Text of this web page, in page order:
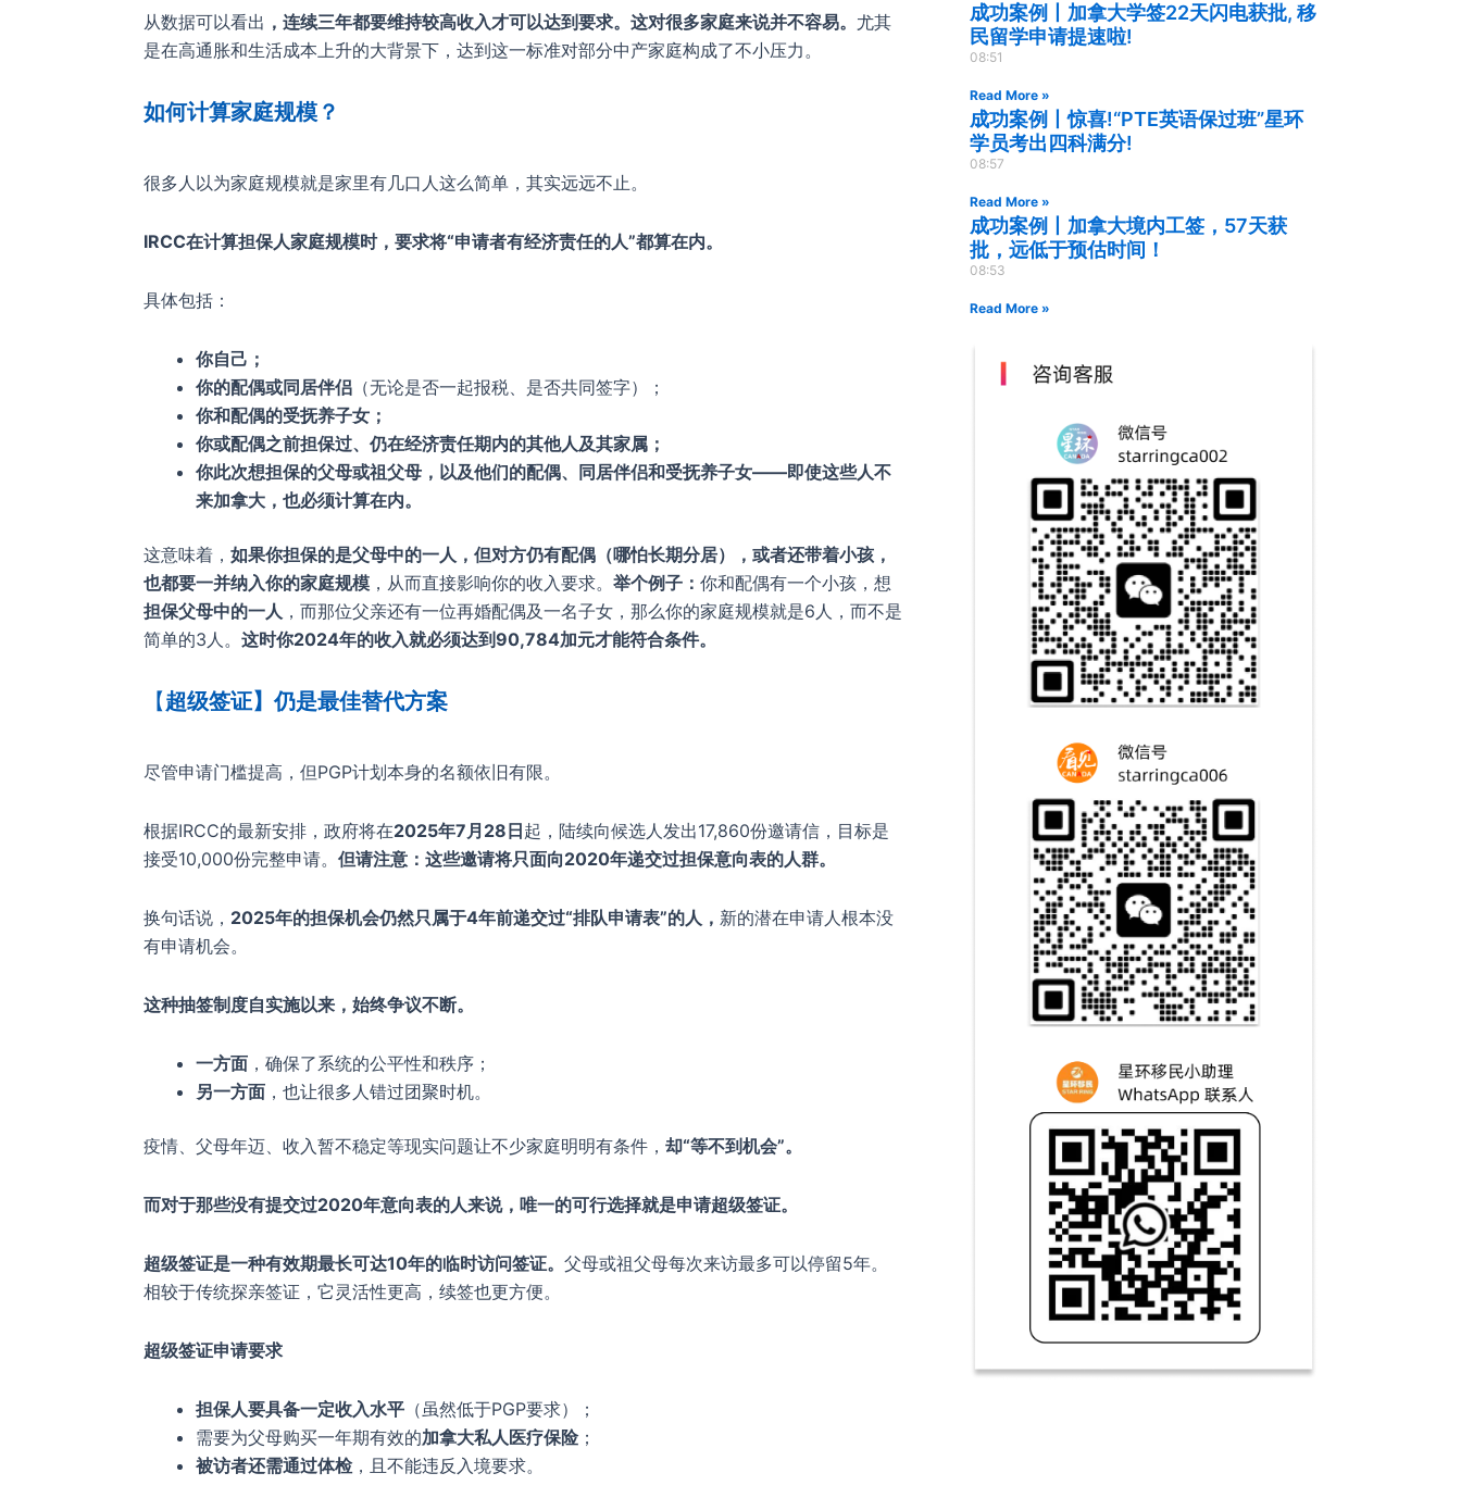
从数据可以看出 ，连续三年都要维持较高收入才可以达到要求。这对很多家庭来说并不容易。 尤其
是在高通胀和生活成本上升的大背景下，达到这一标准对部分中产家庭构成了不小压力。
如何计算家庭规模？
很多人以为家庭规模就是家里有几口人这么简单，其实远远不止。
IRCC在计算担保人家庭规模时，要求将“申请者有经济责任的人”都算在内。
具体包括：
你自己；
你的配偶或同居伴侣 （无论是否一起报税、是否共同签字）；
你和配偶的受抚养子女；
你或配偶之前担保过、仍在经济责任期内的其他人及其家属；
你此次想担保的父母或祖父母，以及他们的配偶、同居伴侣和受抚养子女——即使这些人不
来加拿大，也必须计算在内。
这意味着， 如果你担保的是父母中的一人，但对方仍有配偶（哪怕长期分居），或者还带着小孩，
也都要一并纳入你的家庭规模 ，从而直接影响你的收入要求。 举个例子： 你和配偶有一个小孩，想
担保父母中的一人 ，而那位父亲还有一位再婚配偶及一名子女，那么你的家庭规模就是6人，而不是
简单的3人。 这时你2024年的收入就必须达到90,784加元才能符合条件。
【超级签证】仍是最佳替代方案
尽管申请门槛提高，但PGP计划本身的名额依旧有限。
根据IRCC的最新安排，政府将在2025年7月28日起，陆续向候选人发出17,860份邀请信，目标是
接受10,000份完整申请。 但请注意：这些邀请将只面向2020年递交过担保意向表的人群。
换句话说， 2025年的担保机会仍然只属于4年前递交过“排队申请表”的人， 新的潜在申请人根本没
有申请机会。
这种抽签制度自实施以来，始终争议不断。
一方面 ，确保了系统的公平性和秩序；
另一方面 ，也让很多人错过团聚时机。
疫情、父母年迈、收入暂不稳定等现实问题让不少家庭明明有条件， 却“等不到机会”。
而对于那些没有提交过2020年意向表的人来说，唯一的可行选择就是申请超级签证。
超级签证是一种有效期最长可达10年的临时访问签证。 父母或祖父母每次来访最多可以停留5年。
相较于传统探亲签证，它灵活性更高，续签也更方便。
超级签证申请要求
担保人要具备一定收入水平 （虽然低于PGP要求）；
需要为父母购买一年期有效的加拿大私人医疗保险；
被访者还需通过体检，且不能违反入境要求。
成功案例丨加拿大学签22天闪电获批, 移
民留学申请提速啦!
08:51
Read More »
成功案例丨惊喜!“PTE英语保过班”星环
学员考出四科满分!
08:57
Read More »
成功案例丨加拿大境内工签，57天获
批，远低于预估时间！
08:53
Read More »